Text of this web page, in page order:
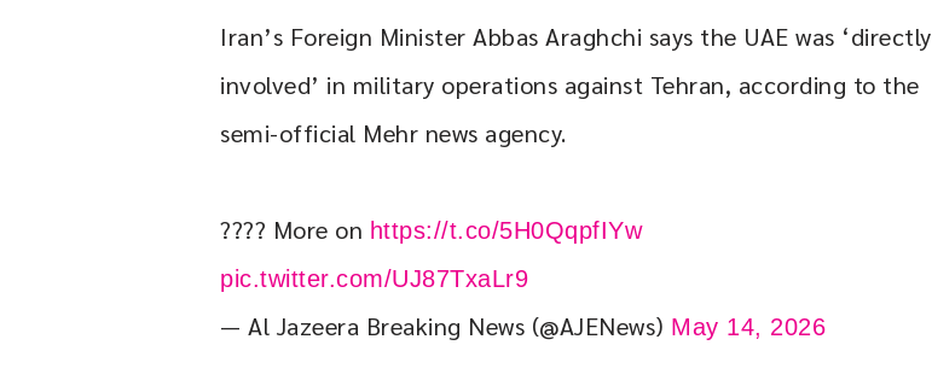
Iran’s Foreign Minister Abbas Araghchi says the UAE was ‘directly
involved’ in military operations against Tehran, according to the
semi-official Mehr news agency.
???? More on https://t.co/5H0QqpfIYw
pic.twitter.com/UJ87TxaLr9
— Al Jazeera Breaking News (@AJENews) May 14, 2026